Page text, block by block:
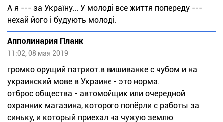
А я --- за Україну... У молоді все життя попереду ---
нехай його і будують молоді.
Апполинария Планк
11:02, 08 мая 2019
громко орущий патриот.в вишиванке с чубом и на
украинский мове в Украине - это норма.
отброс общества - автомойщик или очередной
охранник магазина, которого попёрли с работы за
синьку, и который приехал на чужую землю